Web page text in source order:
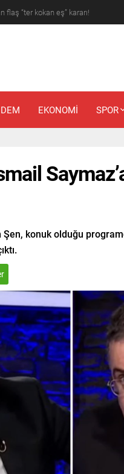
amcadan olay mektup!
EKONOMİ SPOR
konuk olduğu